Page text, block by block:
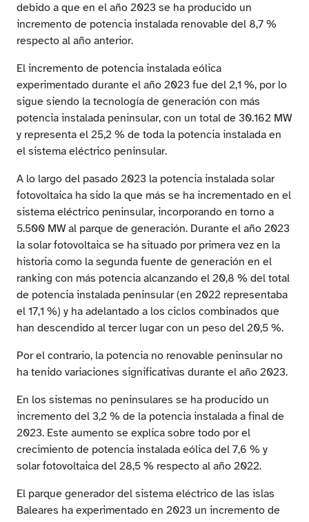
debido a que en el año 2023 se ha producido un
incremento de potencia instalada renovable del 8,7 %
respecto al año anterior.
El incremento de potencia instalada eólica
experimentado durante el año 2023 fue del 2,1 %, por lo
sigue siendo la tecnología de generación con más
potencia instalada peninsular, con un total de 30.162 MW
y representa el 25,2 % de toda la potencia instalada en
el sistema eléctrico peninsular.
A lo largo del pasado 2023 la potencia instalada solar
fotovoltaica ha sido la que más se ha incrementado en el
sistema eléctrico peninsular, incorporando en torno a
5.500 MW al parque de generación. Durante el año 2023
la solar fotovoltaica se ha situado por primera vez en la
historia como la segunda fuente de generación en el
ranking con más potencia alcanzando el 20,8 % del total
de potencia instalada peninsular (en 2022 representaba
el 17,1 %) y ha adelantado a los ciclos combinados que
han descendido al tercer lugar con un peso del 20,5 %.
Por el contrario, la potencia no renovable peninsular no
ha tenido variaciones significativas durante el año 2023.
En los sistemas no peninsulares se ha producido un
incremento del 3,2 % de la potencia instalada a final de
2023. Este aumento se explica sobre todo por el
crecimiento de potencia instalada eólica del 7,6 % y
solar fotovoltaica del 28,5 % respecto al año 2022.
El parque generador del sistema eléctrico de las islas
Baleares ha experimentado en 2023 un incremento de